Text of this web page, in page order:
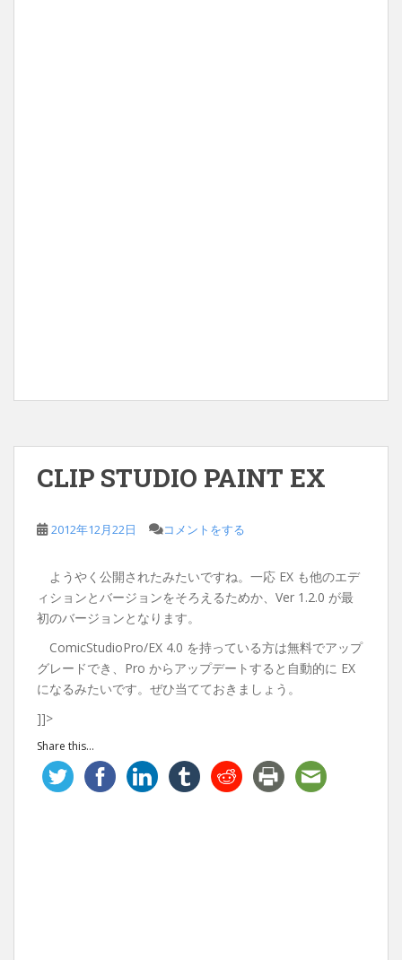
CLIP STUDIO PAINT EX
2012年12月22日 コメントをする
ようやく公開されたみたいですね。一応 EX も他のエデ
ィションとバージョンをそろえるためか、Ver 1.2.0 が最
初のバージョンとなります。
ComicStudioPro/EX 4.0 を持っている方は無料でアップ
グレードでき、Pro からアップデートすると自動的に EX
になるみたいです。ぜひ当てておきましょう。
]]>
Share this...